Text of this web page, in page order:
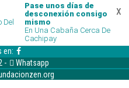
Del
Pase unos días de
desconexión consigo
mismo
En Una Cabaña Cerca De
Cachipay
x
en:
-
Whatsapp